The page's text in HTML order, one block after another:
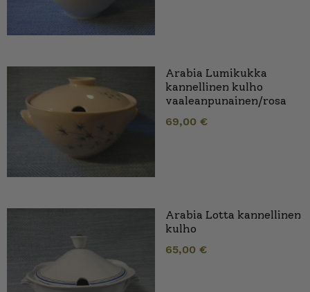
Arabia Lumikukka
kannellinen kulho
vaaleanpunainen/rosa
69,00 €
Arabia Lotta kannellinen
kulho
65,00 €